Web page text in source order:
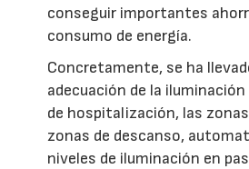
conseguir importantes
consumo de energía.
Concretamente, se ha
adecuación de la
de hospitalización, las
zonas de descanso,
niveles de iluminación en